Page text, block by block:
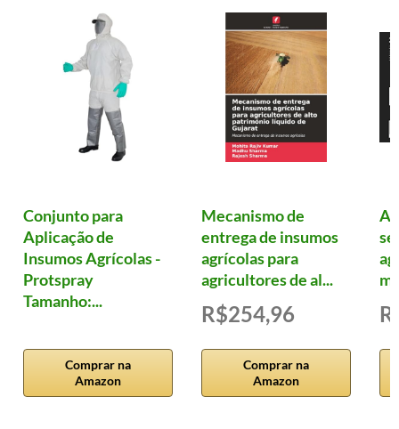
Conjunto para
Aplicação de
Insumos Agrícolas -
Protspray
Tamanho:...
Comprar na
Amazon
Mecanismo de
entrega de insumos
agrícolas para
agricultores de al...
R$254,96
Comprar na
Amazon